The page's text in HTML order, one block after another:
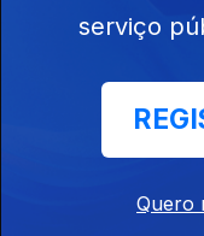
10 abr. 2024
serviço
Quero